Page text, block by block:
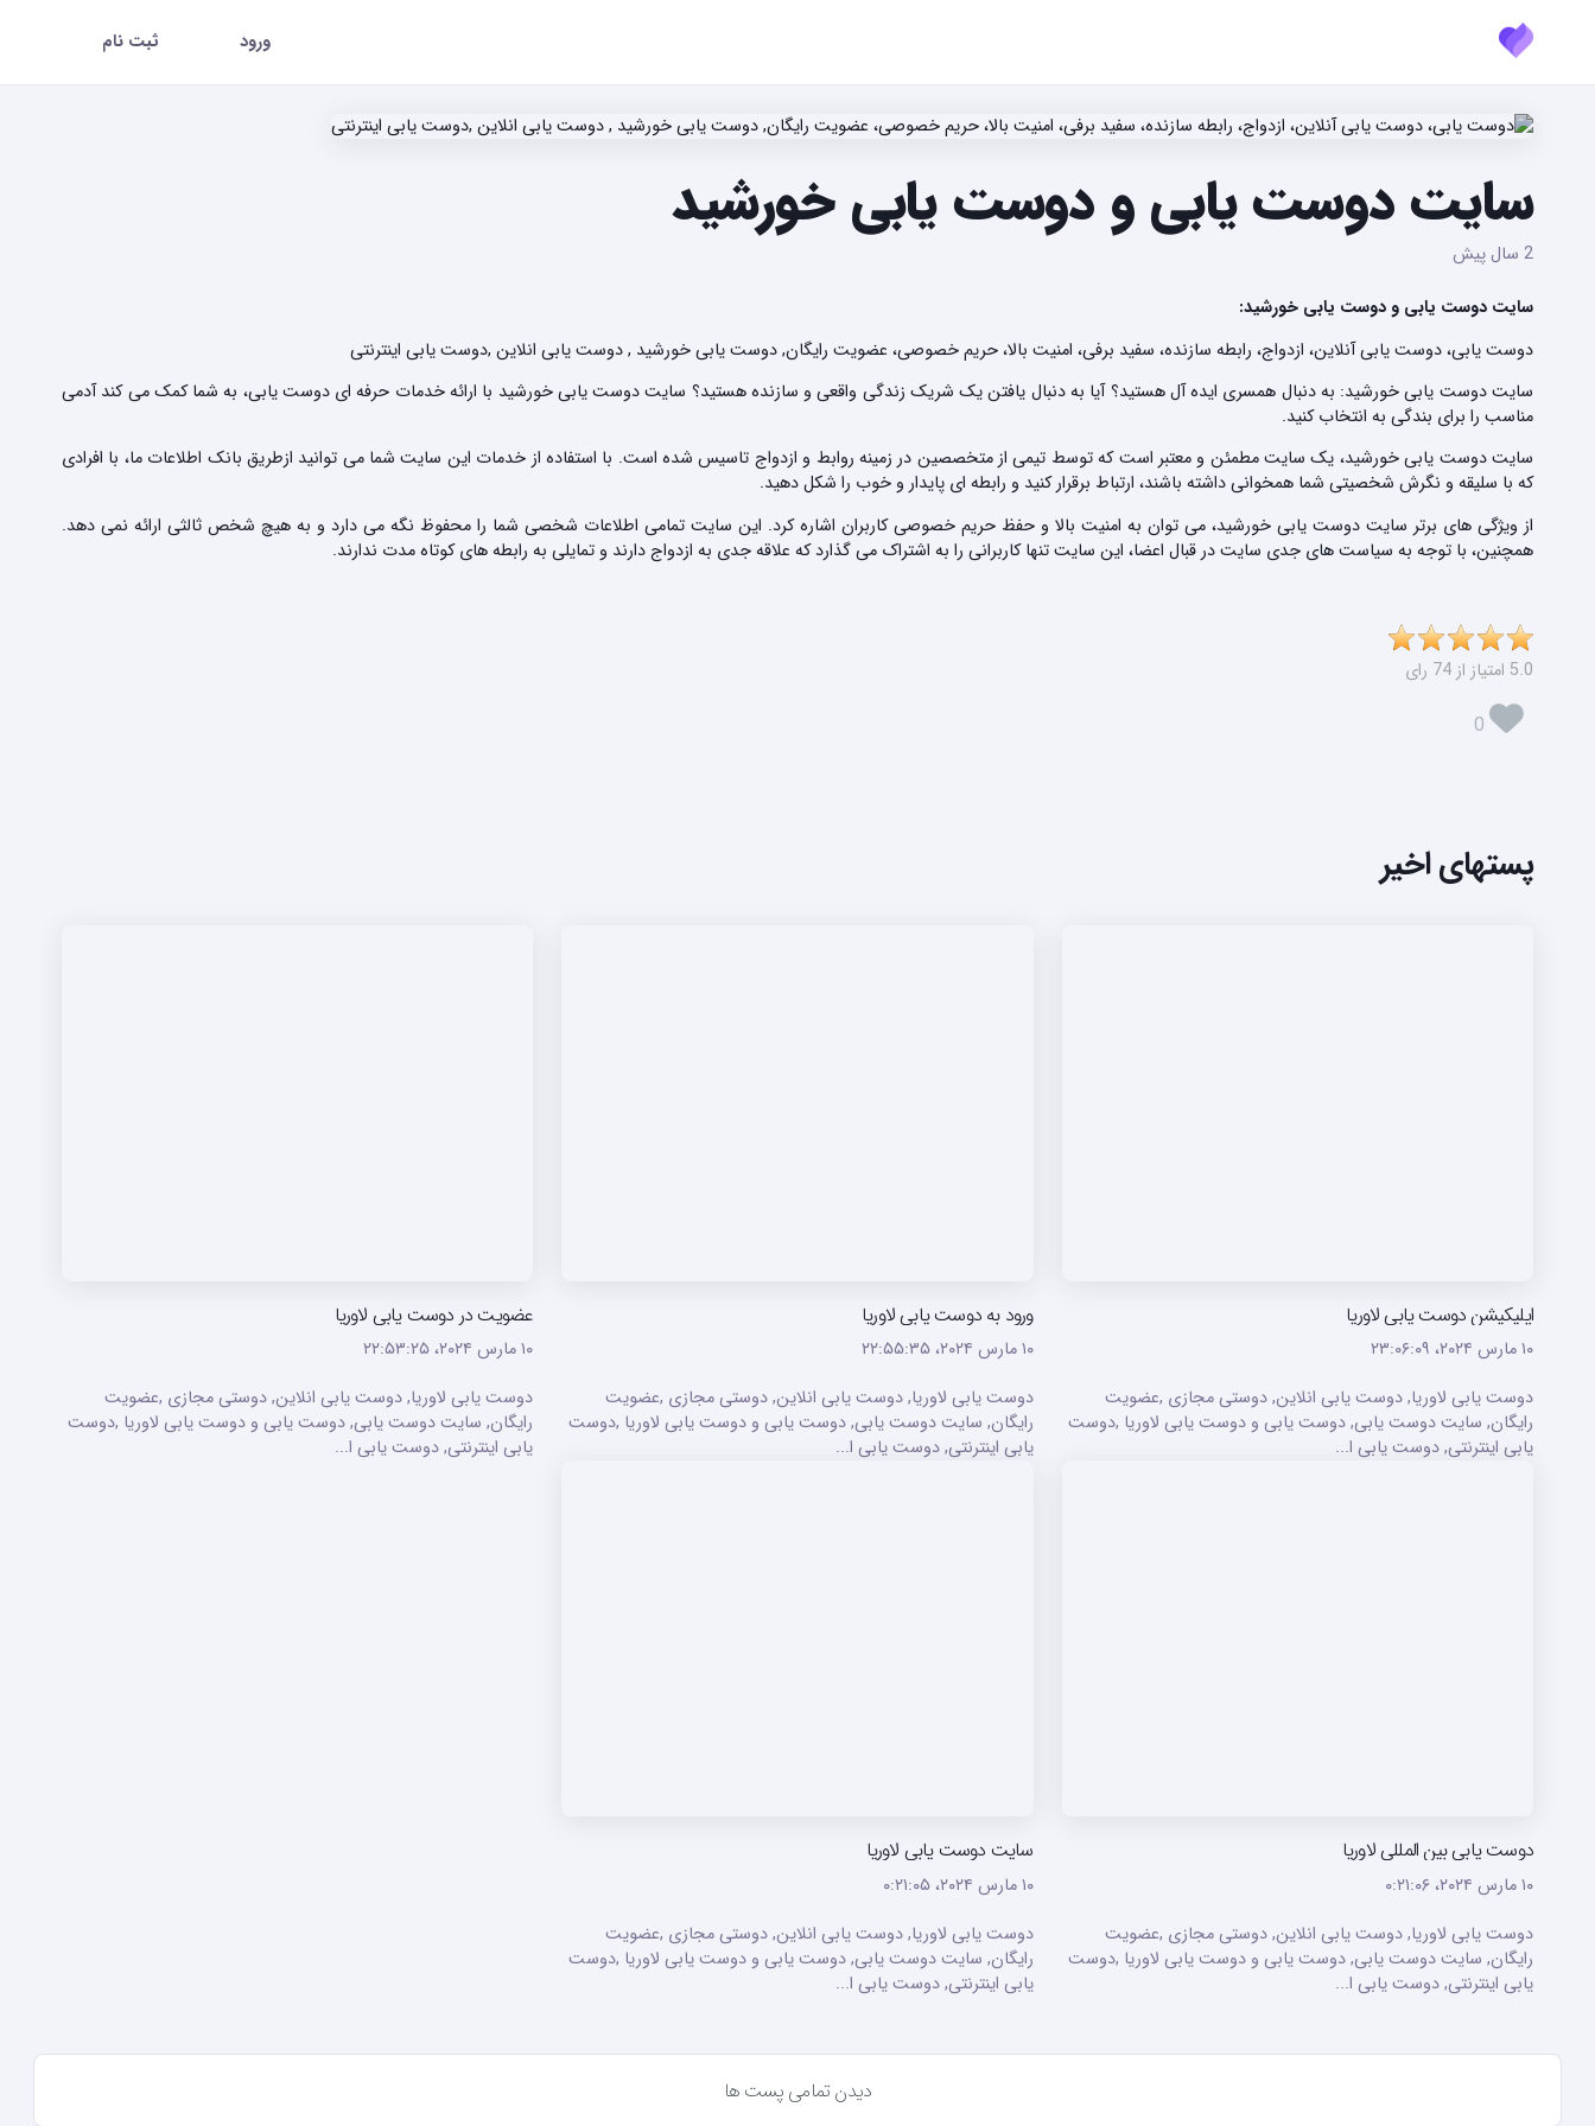
ورود ثبت نام
سایت دوست یابی و دوست یابی خورشید
2 سال پیش
سایت دوست یابی و دوست یابی خورشید:
دوست یابی، دوست یابی آنلاین، ازدواج، رابطه سازنده، سفید برفی، امنیت بالا، حریم خصوصی، عضویت رایگان, دوست یابی خورشید , دوست یابی انلاین ,دوست یابی اینترنتی
سایت دوست یابی خورشید: به دنبال همسری ایده آل هستید؟ آیا به دنبال یافتن یک شریک زندگی واقعی و سازنده هستید؟ سایت دوست یابی خورشید با ارائه خدمات حرفه ای دوست یابی، به شما کمک می کند آدمی
مناسب را برای بندگی به انتخاب کنید.
سایت دوست یابی خورشید، یک سایت مطمئن و معتبر است که توسط تیمی از متخصصین در زمینه روابط و ازدواج تاسیس شده است. با استفاده از خدمات این سایت شما می توانید ازطریق بانک اطلاعات ما، با افرادی
که با سلیقه و نگرش شخصیتی شما همخوانی داشته باشند، ارتباط برقرار کنید و رابطه ای پایدار و خوب را شکل دهید.
از ویژگی های برتر سایت دوست یابی خورشید، می توان به امنیت بالا و حفظ حریم خصوصی کاربران اشاره کرد. این سایت تمامی اطلاعات شخصی شما را محفوظ نگه می دارد و به هیچ شخص ثالثی ارائه نمی دهد.
همچنین، با توجه به سیاست های جدی سایت در قبال اعضا، این سایت تنها کاربرانی را به اشتراک می گذارد که علاقه جدی به ازدواج دارند و تمایلی به رابطه های کوتاه مدت ندارند.
5.0 امتیاز از 74 رای
0
پستهای اخیر
اپلیکیشن دوست یابی لاوریا
۱۰ مارس ۲۰۲۴،‏ ۲۳:۰۶:۰۹
دوست یابی لاوریا, دوست یابی انلاین, دوستی مجازی ,عضویت
رایگان, سایت دوست یابی, دوست یابی و دوست یابی لاوریا ,دوست
یابی اینترنتی, دوست یابی ا...
ورود به دوست یابی لاوریا
۱۰ مارس ۲۰۲۴،‏ ۲۲:۵۵:۳۵
دوست یابی لاوریا, دوست یابی انلاین, دوستی مجازی ,عضویت
رایگان, سایت دوست یابی, دوست یابی و دوست یابی لاوریا ,دوست
یابی اینترنتی, دوست یابی ا...
عضویت در دوست یابی لاوریا
۱۰ مارس ۲۰۲۴،‏ ۲۲:۵۳:۲۵
دوست یابی لاوریا, دوست یابی انلاین, دوستی مجازی ,عضویت
رایگان, سایت دوست یابی, دوست یابی و دوست یابی لاوریا ,دوست
یابی اینترنتی, دوست یابی ا...
دوست یابی بین المللی لاوریا
۱۰ مارس ۲۰۲۴،‏ ۰:۲۱:۰۶
دوست یابی لاوریا, دوست یابی انلاین, دوستی مجازی ,عضویت
رایگان, سایت دوست یابی, دوست یابی و دوست یابی لاوریا ,دوست
یابی اینترنتی, دوست یابی ا...
سایت دوست یابی لاوریا
۱۰ مارس ۲۰۲۴،‏ ۰:۲۱:۰۵
دوست یابی لاوریا, دوست یابی انلاین, دوستی مجازی ,عضویت
رایگان, سایت دوست یابی, دوست یابی و دوست یابی لاوریا ,دوست
یابی اینترنتی, دوست یابی ا...
دیدن تمامی پست ها